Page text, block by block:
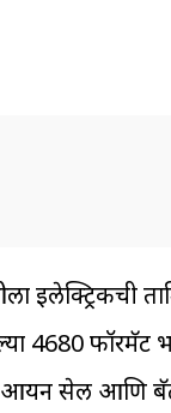
इलेक्ट्रिकची
4680 फॉरमॅट
सेल आणि